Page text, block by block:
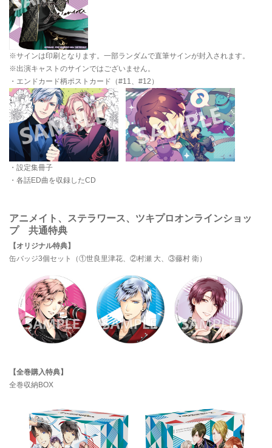
※サインは印刷となります。一部ランダムで直筆サインが封入されます。
※出演キャストのサインではございません。
・エンドカード柄ポストカード（#11、#12）
・設定集冊子
・各話ED曲を収録したCD
アニメイト、ステラワース、ツキプロオンラインショッ
プ 共通特典
【オリジナル特典】
缶バッジ3個セット（①世良里津花、②村瀬 大、③藤村 衛）
【全巻購入特典】
全巻収納BOX